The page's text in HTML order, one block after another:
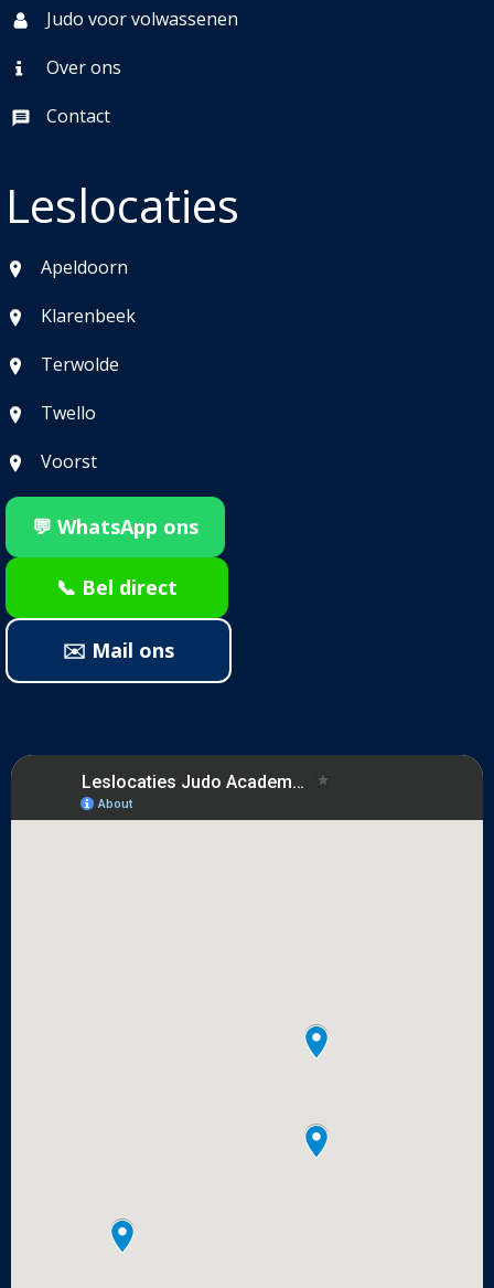
Judo voor volwassenen
Over ons
Contact
Leslocaties
Apeldoorn
Klarenbeek
Terwolde
Twello
Voorst
💬 WhatsApp ons
📞 Bel direct
✉️ Mail ons